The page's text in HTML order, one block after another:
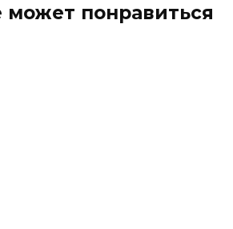
может понравиться